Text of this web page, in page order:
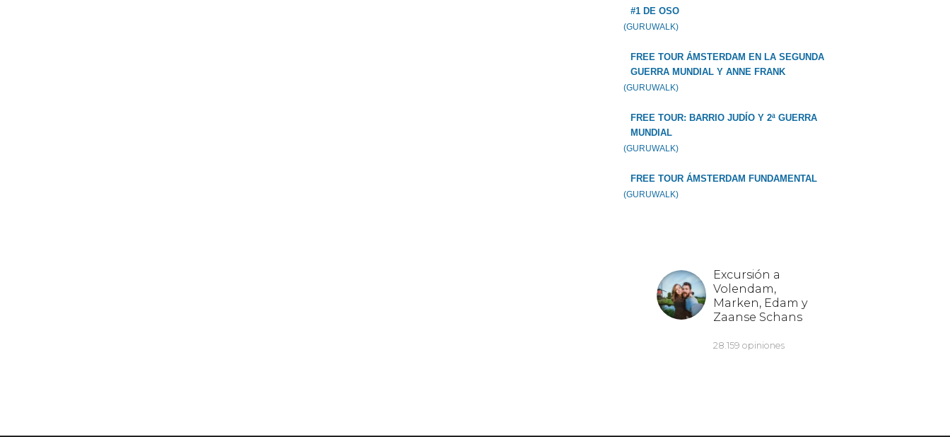
#1 DE OSO
(GURUWALK)
FREE TOUR ÁMSTERDAM EN LA SEGUNDA
GUERRA MUNDIAL Y ANNE FRANK
(GURUWALK)
FREE TOUR: BARRIO JUDÍO Y 2ª GUERRA
MUNDIAL
(GURUWALK)
FREE TOUR ÁMSTERDAM FUNDAMENTAL
(GURUWALK)